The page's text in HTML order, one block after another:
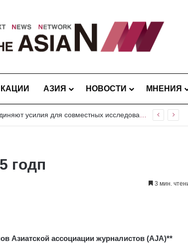
АЗИЯ НОВОСТИ МНЕНИЯ
годп
3 мин.
Азиатской ассоциации журналистов (AJA)**